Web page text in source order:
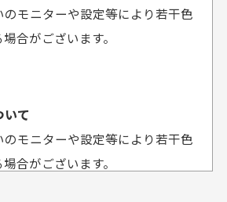
ト
購
も使
おります
欲しかったスカートが購
れくらいで発送してもらえます
のご注文で最短当日発送させて頂いて
す。
モニターや設定等により若干色
合がございます。
いて
モニターや設定等により若干色
合がございます。